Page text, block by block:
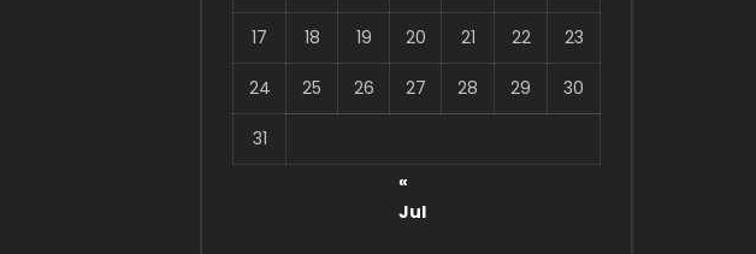
17 18 19 20 21 22 23
24 25 26 27 28 29 30
31
«
Jul